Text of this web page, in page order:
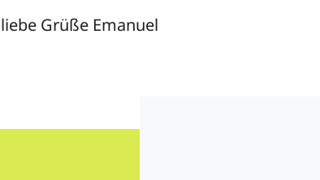
liebe Grüße Emanuel